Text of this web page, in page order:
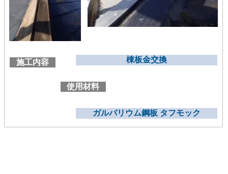
施工内容 棟板金交換
使用材料
ガルバリウム鋼板 タフモック